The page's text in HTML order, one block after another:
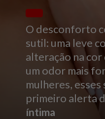
O desconforto
sutil: uma leve
alteração na
um odor mais
mulheres, esses
primeiro alerta
íntima